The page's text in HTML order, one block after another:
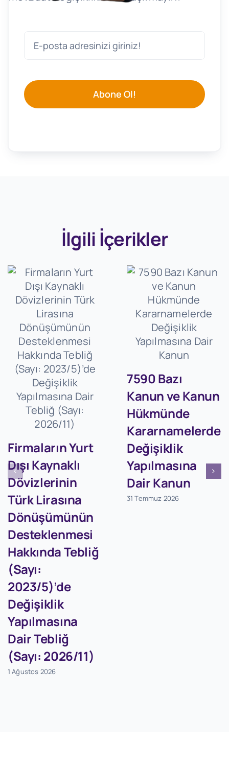
Abone Ol!
İlgili İçerikler
Firmaların Yurt
Dışı Kaynaklı
Dövizlerinin
Türk Lirasına
Dönüşümünün
Desteklenmesi
Hakkında Tebliğ
(Sayı:
2023/5)’de
Değişiklik
Yapılmasına
Dair Tebliğ
(Sayı: 2026/11)
1 Ağustos 2026
7590 Bazı
Kanun ve Kanun
Hükmünde
Kararnamelerde
Değişiklik
Yapılmasına
Dair Kanun
31 Temmuz 2026